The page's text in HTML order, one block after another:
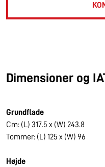
Dimensioner og
Grundflade
Cm: (L) 317.5 x (W) 243.8
Tommer: (L) 125 x (W) 96
Højde